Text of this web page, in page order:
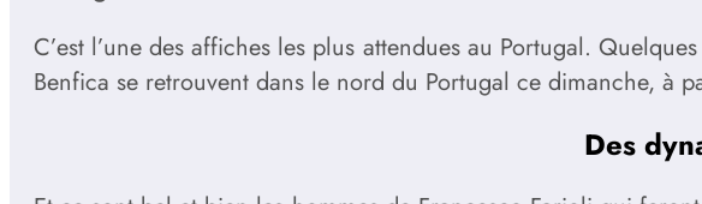
C’est l’une des affiches les plus attendues au Portugal.
Benfica se retrouvent dans le nord du Portugal ce dimanche, à
Des